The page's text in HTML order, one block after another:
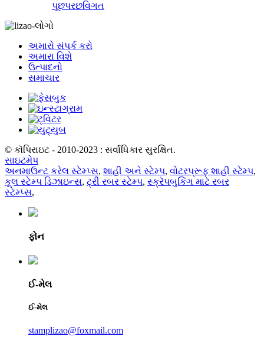
પૂછપરછવિગત
અમારો સંપર્ક કરો
અમારા વિશે
ઉત્પાદનો
સમાચાર
© કૉપિરાઇટ - 2010-2023 : સર્વાધિકાર સુરક્ષિત.
સાઇટમેપ
અનમાઉન્ટ કરેલ સ્ટેમ્પ્સ, શાહી અને સ્ટેમ્પ, વોટરપ્રૂફ શાહી સ્ટેમ્પ,
કૂલ સ્ટેમ્પ ડિઝાઇન્સ, ટ્રી રબર સ્ટેમ્પ, સ્ક્રૅપબુકિંગ માટે રબર
સ્ટેમ્પ્સ,
ફોન
ઈ-મેલ
ઈ-મેલ
stamplizao@foxmail.com